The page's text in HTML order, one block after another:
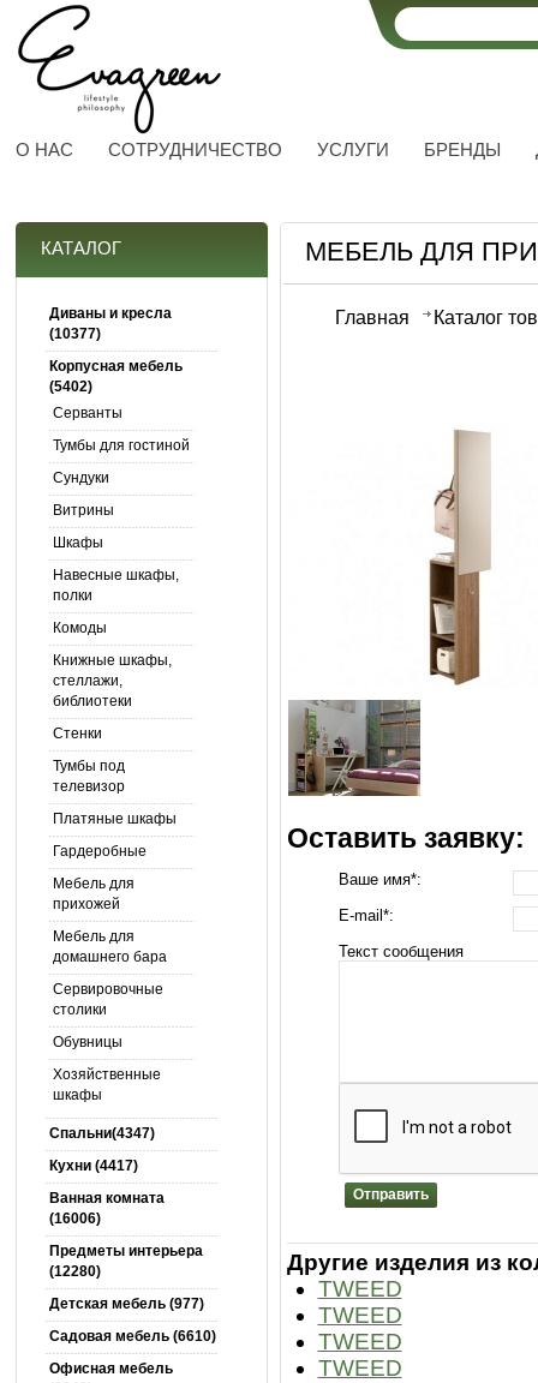
О НАС СОТРУДНИЧЕСТВО УСЛУГИ БРЕНДЫ
КАТАЛОГ
Диваны и кресла
(10377)
Корпусная мебель
(5402)
Серванты
Тумбы для гостиной
Сундуки
Витрины
Шкафы
Навесные шкафы,
полки
Комоды
Книжные шкафы,
стеллажи,
библиотеки
Стенки
Тумбы под
телевизор
Платяные шкафы
Гардеробные
Мебель для
прихожей
Мебель для
домашнего бара
Сервировочные
столики
Обувницы
Хозяйственные
шкафы
Спальни(4347)
Кухни (4417)
Ванная комната
(16006)
Предметы интерьера
(12280)
Детская мебель (977)
Садовая мебель (6610)
Офисная мебель
МЕБЕЛЬ ДЛЯ
Главная Каталог
Оставить заявку:
Ваше имя*:
E-mail*:
Текст сообщения
Отправить
Другие изделия из
TWEED
TWEED
TWEED
TWEED